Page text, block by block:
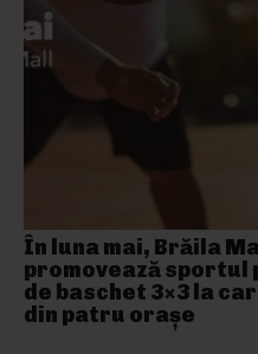
În luna mai, Brăila
promovează sportul
de baschet 3×3 la
din patru orașe